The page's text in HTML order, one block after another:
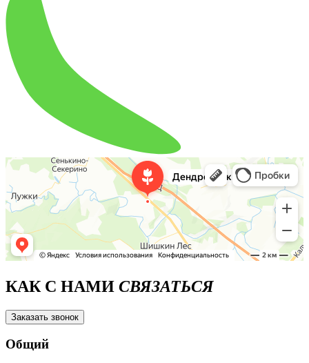
КАК С НАМИ СВЯЗАТЬСЯ
Заказать звонок
Общий